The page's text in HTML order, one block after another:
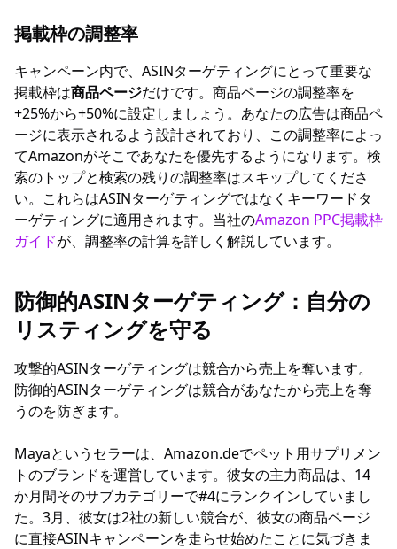
掲載枠の調整率
キャンペーン内で、ASINターゲティングにとって重要な
掲載枠は商品ページだけです。商品ページの調整率を
+25%から+50%に設定しましょう。あなたの広告は商品ペ
ージに表示されるよう設計されており、この調整率によっ
てAmazonがそこであなたを優先するようになります。検
索のトップと検索の残りの調整率はスキップしてくださ
い。これらはASINターゲティングではなくキーワードタ
ーゲティングに適用されます。当社のAmazon PPC掲載枠
ガイドが、調整率の計算を詳しく解説しています。
防御的ASINターゲティング：自分の
リスティングを守る
攻撃的ASINターゲティングは競合から売上を奪います。
防御的ASINターゲティングは競合があなたから売上を奪
うのを防ぎます。
Mayaというセラーは、Amazon.deでペット用サプリメン
トのブランドを運営しています。彼女の主力商品は、14
か月間そのサブカテゴリーで#4にランクインしていまし
た。3月、彼女は2社の新しい競合が、彼女の商品ページ
に直接ASINキャンペーンを走らせ始めたことに気づきま